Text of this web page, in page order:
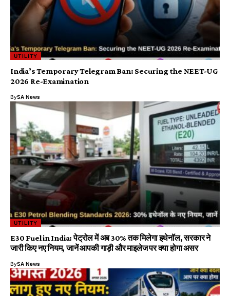
UTILITY
India’s Temporary Telegram Ban: Securing the NEET-UG
2026 Re-Examination
BySA News
UTILITY
E30 Fuel in India: पेट्रोल में अब 30% तक मिलेगा इथेनॉल, सरकार ने
जारी किए नए नियम, जानें आपकी गाड़ी और माइलेज पर क्या होगा असर
BySA News